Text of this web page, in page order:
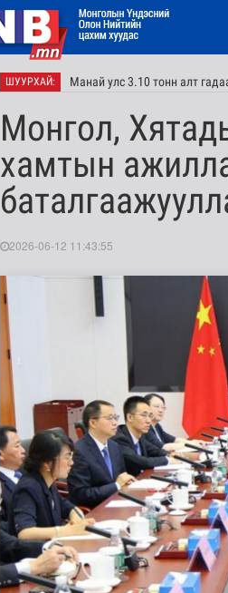
ШУУРХАЙ: Манай улс 3.10 тонн алт
“Дүрслэх урлагийн оюуны өв
Монгол,
хамтын
2026-06-12 11:43:55